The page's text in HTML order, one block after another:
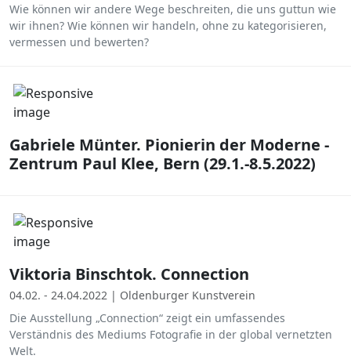
Wie können wir andere Wege beschreiten, die uns guttun wie
wir ihnen? Wie können wir handeln, ohne zu kategorisieren,
vermessen und bewerten?
Gabriele Münter. Pionierin der Moderne -
Zentrum Paul Klee, Bern (29.1.-8.5.2022)
Viktoria Binschtok. Connection
04.02. - 24.04.2022 | Oldenburger Kunstverein
Die Ausstellung „Connection“ zeigt ein umfassendes
Verständnis des Mediums Fotografie in der global vernetzten
Welt.